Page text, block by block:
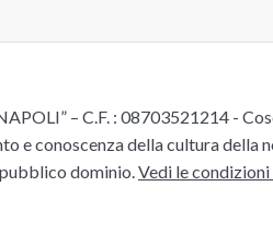
– C.F. : 08703521214 -
e conoscenza della cultura
dominio.Vedi le condizioni